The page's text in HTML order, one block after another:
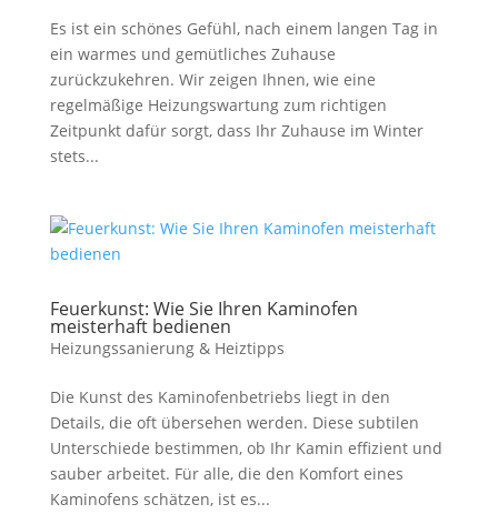
Es ist ein schönes Gefühl, nach einem langen Tag in
ein warmes und gemütliches Zuhause
zurückzukehren. Wir zeigen Ihnen, wie eine
regelmäßige Heizungswartung zum richtigen
Zeitpunkt dafür sorgt, dass Ihr Zuhause im Winter
stets...
Feuerkunst: Wie Sie Ihren Kaminofen
meisterhaft bedienen
Heizungssanierung & Heiztipps
Die Kunst des Kaminofenbetriebs liegt in den
Details, die oft übersehen werden. Diese subtilen
Unterschiede bestimmen, ob Ihr Kamin effizient und
sauber arbeitet. Für alle, die den Komfort eines
Kaminofens schätzen, ist es...